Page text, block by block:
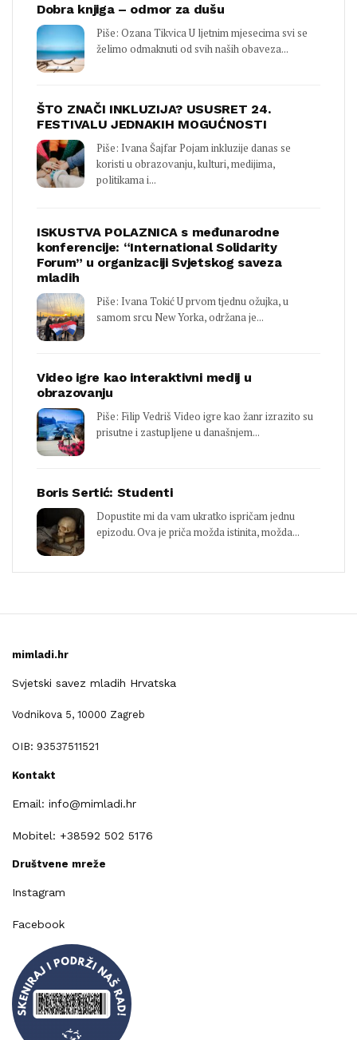
Dobra knjiga – odmor za dušu
Piše: Ozana Tikvica U ljetnim mjesecima svi se
želimo odmaknuti od svih naših obaveza...
ŠTO ZNAČI INKLUZIJA? USUSRET 24.
FESTIVALU JEDNAKIH MOGUĆNOSTI
Piše: Ivana Šajfar Pojam inkluzije danas se
koristi u obrazovanju, kulturi, medijima,
politikama i...
ISKUSTVA POLAZNICA s međunarodne
konferencije: “International Solidarity
Forum” u organizaciji Svjetskog saveza
mladih
Piše: Ivana Tokić U prvom tjednu ožujka, u
samom srcu New Yorka, održana je...
Video igre kao interaktivni medij u
obrazovanju
Piše: Filip Vedriš Video igre kao žanr izrazito su
prisutne i zastupljene u današnjem...
Boris Sertić: Studenti
Dopustite mi da vam ukratko ispričam jednu
epizodu. Ova je priča možda istinita, možda...
mimladi.hr
Svjetski savez mladih Hrvatska
Vodnikova 5, 10000 Zagreb
OIB: 93537511521
Kontakt
Email: info@mimladi.hr
Mobitel: +38592 502 5176
Društvene mreže
Instagram
Facebook